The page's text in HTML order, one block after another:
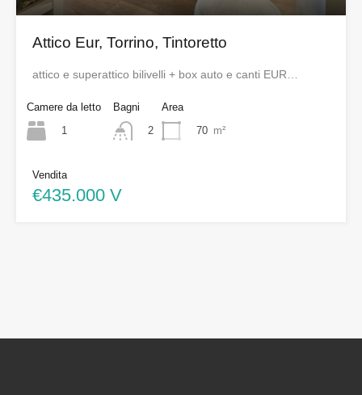
Attico Eur, Torrino, Tintoretto
attico e superattico bilivelli + box auto e canti EUR…
Camere da letto
1
Bagni
2
Area
70 m²
Vendita
€435.000 V